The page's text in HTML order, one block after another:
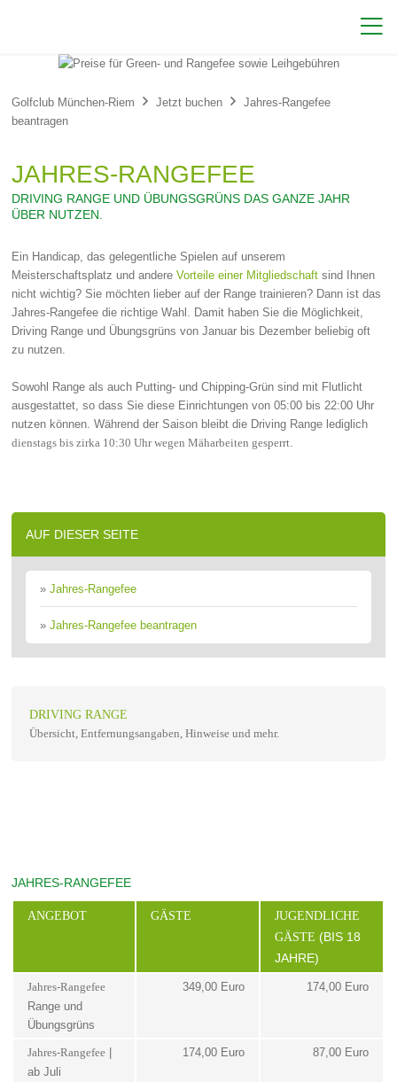

Golfclub München-Riem  Jetzt buchen 
Jahres-Rangefee
beantragen
JAHRES-RANGEFEE
DRIVING RANGE UND ÜBUNGSGRÜNS DAS GANZE JAHR
ÜBER NUTZEN.
Ein Handicap, das gelegentliche Spielen auf unserem
Meisterschaftsplatz und andereVorteile einer Mitgliedschaft sind Ihnen
nicht wichtig? Sie möchten lieber auf der Range trainieren? Dann ist das
Jahres-Rangefee die richtige Wahl. Damit haben Sie die Möglichkeit,
Driving Range und Übungsgrüns von Januar bis Dezember beliebig oft
zu nutzen.
Sowohl Range als auch Putting- und Chipping-Grün sind mit Flutlicht
ausgestattet, so dass Sie diese Einrichtungen von 05:00 bis 22:00 Uhr
nutzen können. Während der Saison bleibt die Driving Range lediglich
dienstags bis zirka 10:30 Uhr wegen Mäharbeiten gesperrt
AUF DIESER SEITE
»Jahres-Rangefee
»Jahres-Rangefee beantragen
DRIVING RANGE
Übersicht, Entfernungsangaben, Hinweise und mehr.
JAHRES-RANGEFEE
ANGEBOT GÄSTE
JUGENDLICHE
GÄSTE (BIS 18
JAHRE)
Jahres-Rangefee
Range und
Übungsgrüns
349,00 Euro 174,00 Euro
Jahres-Rangefee |
ab Juli
174,00 Euro 87,00 Euro